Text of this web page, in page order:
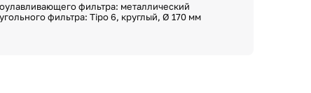
фильтра: металлический
фильтра: Tipo 6, круглый, Ø 170 мм